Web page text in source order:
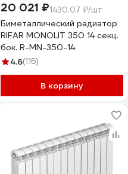
20 021 ₽1430.07 ₽/шт
Биметаллический радиатор
RIFAR MONOLIT 350 14 секц.
бок. R-MN-350-14
4.6(116)
В корзину